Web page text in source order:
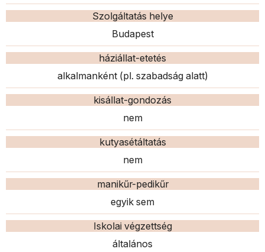
Szolgáltatás helye
Budapest
háziállat-etetés
alkalmanként (pl. szabadság alatt)
kisállat-gondozás
nem
kutyasétáltatás
nem
manikűr-pedikűr
egyik sem
Iskolai végzettség
általános